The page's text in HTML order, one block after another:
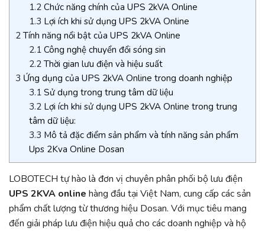
1.2Chức năng chính của UPS 2kVA Online
1.3 Lợi ích khi sử dụng UPS 2kVA Online
2Tính năng nổi bật của UPS 2kVA Online
2.1Công nghệ chuyển đổi sóng sin
2.2Thời gian lưu điện và hiệu suất
3 Ứng dụng của UPS 2kVA Online trong doanh nghiệp
3.1Sử dụng trong trung tâm dữ liệu
3.2Lợi ích khi sử dụng UPS 2kVA Online trong trung
tâm dữ liệu:
3.3 Mô tả đặc điểm sản phẩm và tính năng sản phẩm
Ups 2Kva Online Dosan
LOBOTECH tự hào là đơn vị chuyên phân phối bộ lưu điện
UPS 2KVA online hàng đầu tại Việt Nam, cung cấp các sản
phẩm chất lượng từ thương hiệu Dosan. Với mục tiêu mang
đến giải pháp lưu điện hiệu quả cho các doanh nghiệp và hộ